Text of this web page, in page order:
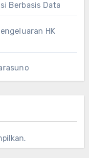
Berbasis Data
HK